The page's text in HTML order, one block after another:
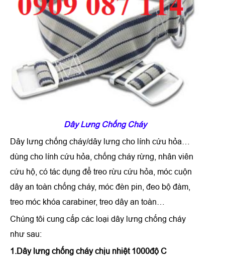
Dây Lưng Chống Cháy
Dây lưng chống cháy/dây lưng cho lính cứu hỏa…
dùng cho lính cứu hỏa, chống cháy rừng, nhân viên
cứu hộ, có tác dụng để treo rừu cứu hỏa, móc cuộn
dây an toàn chống cháy, móc đèn pin, đeo bộ đàm,
treo móc khóa carabiner, treo dây an toàn…
Chúng tôi cung cấp các loại dây lưng chống cháy
như sau:
1.Dây lưng chống cháy chịu nhiệt 1000độ C